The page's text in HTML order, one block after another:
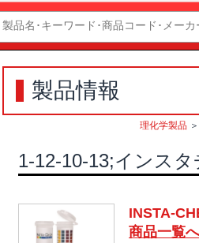
製品情報
理化学製品 ＞
1-12-10-13;インスタ
INSTA-
商品一覧へ